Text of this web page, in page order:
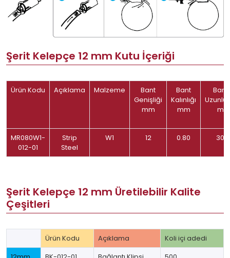
Şerit Kelepçe 12 mm Kutu İçeriği
Ürün Kodu Açıklama Malzeme
Bant
Genişliği
mm
Bant
Kalınlığı
mm
Bant
m
MR080W1-
012-01
Strip
Steel
W1 12 0.80 30
Şerit Kelepçe 12 mm Üretilebilir Kalite
Çeşitleri
Ürün Kodu Açıklama
Koli içi adedi